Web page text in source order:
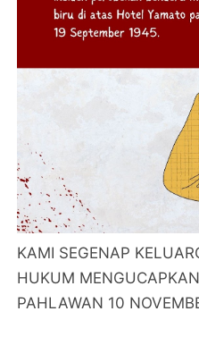
KAMI SEGENAP
HUKUM
PAHLAWAN 10